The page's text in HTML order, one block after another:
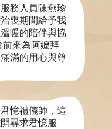
務人員陳燕珍
喪期間給予我
暖的陪伴與協
前來為阿嬤拜
滿的用心與尊
憶禮儀師，這
尋求君憶服